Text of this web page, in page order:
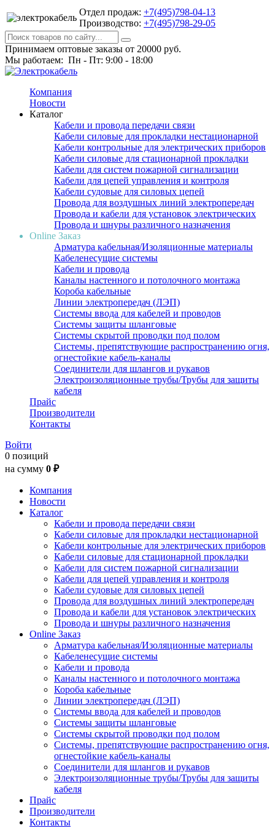
Отдел продаж: +7(495)798-04-13
Производство: +7(495)798-29-05
Принимаем оптовые заказы от 20000 руб.
Мы работаем: Пн - Пт: 9:00 - 18:00
Компания
Новости
Каталог
Кабели и провода передачи связи
Кабели силовые для прокладки нестационарной
Кабели контрольные для электрических приборов
Кабели силовые для стационарной прокладки
Кабели для систем пожарной сигнализации
Кабели для цепей управления и контроля
Кабели судовые для силовых цепей
Провода для воздушных линий электропередач
Провода и кабели для установок электрических
Провода и шнуры различного назначения
Online Заказ
Арматура кабельная/Изоляционные материалы
Кабеленесущие системы
Кабели и провода
Каналы настенного и потолочного монтажа
Короба кабельные
Линии электропередач (ЛЭП)
Системы ввода для кабелей и проводов
Системы защиты шланговые
Системы скрытой проводки под полом
Системы, препятствующие распространению огня,
огнестойкие кабель-каналы
Соединители для шлангов и рукавов
Электроизоляционные трубы/Трубы для защиты
кабеля
Прайс
Производители
Контакты
Войти
0 позиций
на сумму 0 ₽
Компания
Новости
Каталог
Кабели и провода передачи связи
Кабели силовые для прокладки нестационарной
Кабели контрольные для электрических приборов
Кабели силовые для стационарной прокладки
Кабели для систем пожарной сигнализации
Кабели для цепей управления и контроля
Кабели судовые для силовых цепей
Провода для воздушных линий электропередач
Провода и кабели для установок электрических
Провода и шнуры различного назначения
Online Заказ
Арматура кабельная/Изоляционные материалы
Кабеленесущие системы
Кабели и провода
Каналы настенного и потолочного монтажа
Короба кабельные
Линии электропередач (ЛЭП)
Системы ввода для кабелей и проводов
Системы защиты шланговые
Системы скрытой проводки под полом
Системы, препятствующие распространению огня,
огнестойкие кабель-каналы
Соединители для шлангов и рукавов
Электроизоляционные трубы/Трубы для защиты
кабеля
Прайс
Производители
Контакты